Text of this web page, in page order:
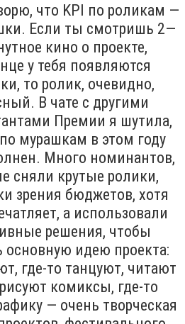
что KPI по роликам —
Если ты смотришь 2—
кино о проекте,
у тебя появляются
то ролик, очевидно,
В чате с другими
Премии я шутила,
мурашкам в этом году
Много номинантов,
сняли крутые ролики,
зрения бюджетов, хотя
а использовали
решения, чтобы
основную идею проекта:
где-то танцуют, читают
комиксы, где-то
— очень творческая